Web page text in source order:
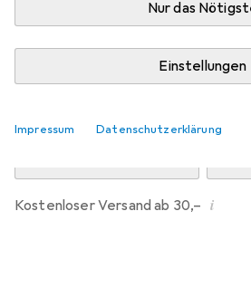
Nur das
Einstellungen
Impressum Datenschutzerklärung
Kostenloser Versand ab 30,– i